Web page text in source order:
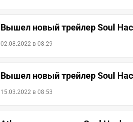
Вышел новый трейлер Soul
02.08.2022 в 08:29
Вышел новый трейлер Soul
15.03.2022 в 08:53